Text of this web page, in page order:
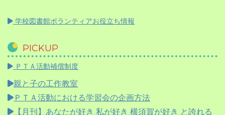
学校図書館ボランティアお役立ち情報
PICKUP
ＰＴＡ活動補償制度
親と子の工作教室
ＰＴＡ活動における学習会の企画方法
【月刊】 あなたが好き 私が好き 横須賀が好き と誇れる